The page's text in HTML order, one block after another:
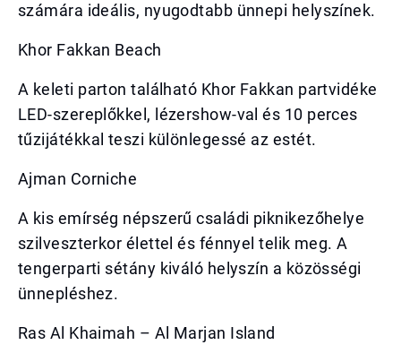
számára ideális, nyugodtabb ünnepi helyszínek.
Khor Fakkan Beach
A keleti parton található Khor Fakkan partvidéke
LED-szereplőkkel, lézershow-val és 10 perces
tűzijátékkal teszi különlegessé az estét.
Ajman Corniche
A kis emírség népszerű családi piknikezőhelye
szilveszterkor élettel és fénnyel telik meg. A
tengerparti sétány kiváló helyszín a közösségi
ünnepléshez.
Ras Al Khaimah – Al Marjan Island